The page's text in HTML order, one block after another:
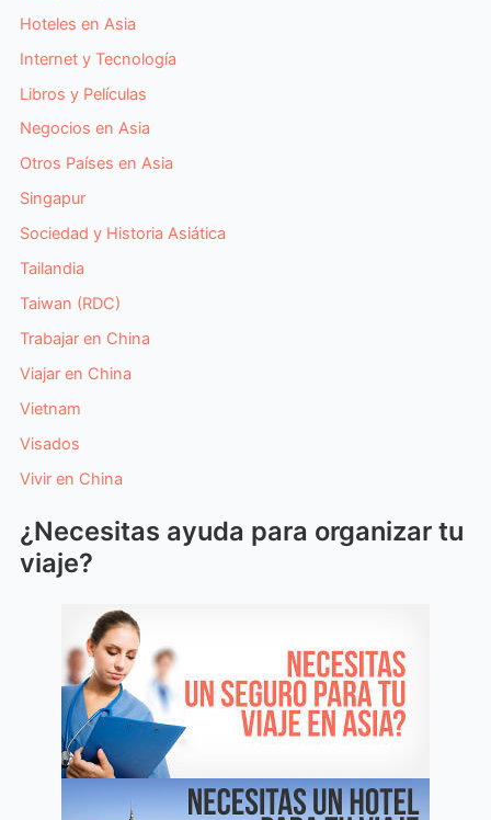
Hoteles en Asia
Internet y Tecnología
Libros y Películas
Negocios en Asia
Otros Países en Asia
Singapur
Sociedad y Historia Asiática
Tailandia
Taiwan (RDC)
Trabajar en China
Viajar en China
Vietnam
Visados
Vivir en China
¿Necesitas ayuda para organizar tu
viaje?